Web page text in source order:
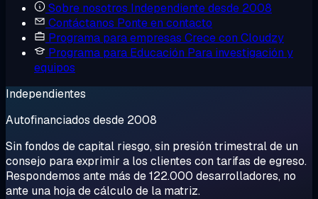
Sobre nosotros Independiente desde 2008
Contáctanos Ponte en contacto
Programa para empresas Crece con Cloudzy
Programa para Educación Para investigación y
equipos
Independientes
Autofinanciados desde 2008
Sin fondos de capital riesgo, sin presión trimestral de un
consejo para exprimir a los clientes con tarifas de egreso.
Respondemos ante más de 122.000 desarrolladores, no
ante una hoja de cálculo de la matriz.